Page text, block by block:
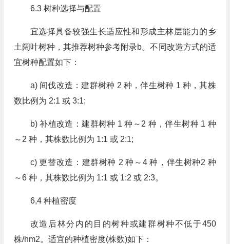
6.3 树种选择与配置
宜选择具备较强生长适应性和形成主林层能力的乡
土阔叶树种，其推荐树种参考附录b。不同改造方式的适
宜树种配置如下：
a) 间伐改造：建群树种 2 种，伴生树种 1 种，其株
数比例为 2:1 或 3:1;
b) 补植改造：建群树种 1 种～2 种，伴生树种 1 种
～2 种，其株数比例为 1:1 或 2:1;
c) 更替改造：建群树种 2 种～4 种，伴生树种2 种
～6 种，其株数比例为 1:1 或 1:2 或 2:3。
6,4 种植密度
改造后林分内的目的树种或建群树种不低于450
株/hm2。适宜的种植密度(株数)如下：